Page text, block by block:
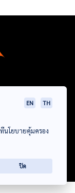
Topics
Reserved
EN TH
นโยบายคุ้มครอง
ปิด